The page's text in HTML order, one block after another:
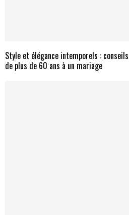
Style et élégance intemporels :
de plus de 60 ans à un mariage